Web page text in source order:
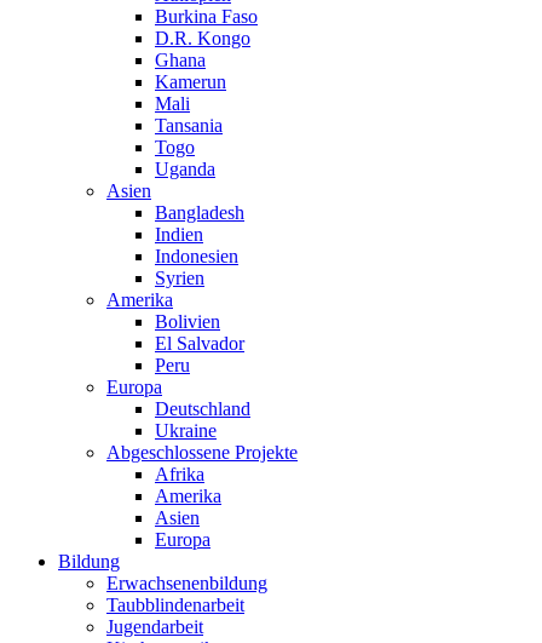
Burkina Faso
D.R. Kongo
Ghana
Kamerun
Mali
Tansania
Togo
Uganda
Asien
Bangladesh
Indien
Indonesien
Syrien
Amerika
Bolivien
El Salvador
Peru
Europa
Deutschland
Ukraine
Abgeschlossene Projekte
Afrika
Amerika
Asien
Europa
Bildung
Erwachsenenbildung
Taubblindenarbeit
Jugendarbeit